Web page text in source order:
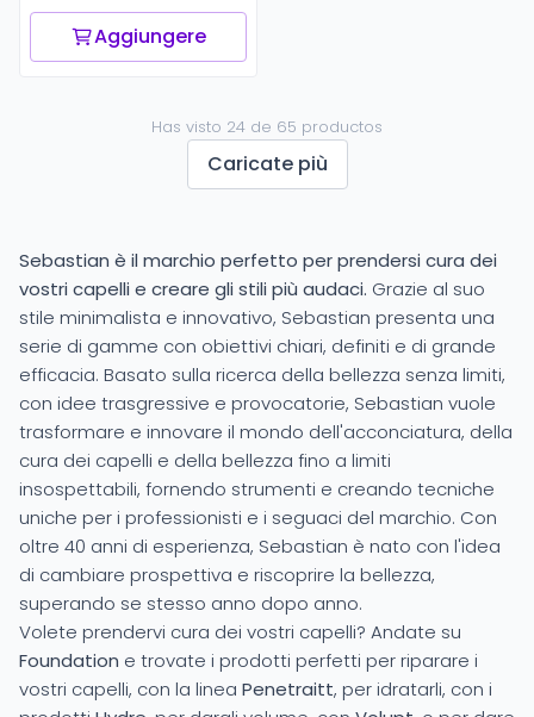
Aggiungere
Has visto 24 de 65 productos
Caricate più
Sebastian è il marchio perfetto per prendersi cura dei
vostri capelli e creare gli stili più audaci. Grazie al suo
stile minimalista e innovativo, Sebastian presenta una
serie di gamme con obiettivi chiari, definiti e di grande
efficacia. Basato sulla ricerca della bellezza senza limiti,
con idee trasgressive e provocatorie, Sebastian vuole
trasformare e innovare il mondo dell'acconciatura, della
cura dei capelli e della bellezza fino a limiti
insospettabili, fornendo strumenti e creando tecniche
uniche per i professionisti e i seguaci del marchio. Con
oltre 40 anni di esperienza, Sebastian è nato con l'idea
di cambiare prospettiva e riscoprire la bellezza,
superando se stesso anno dopo anno.
Volete prendervi cura dei vostri capelli? Andate su
Foundation e trovate i prodotti perfetti per riparare i
vostri capelli, con la linea Penetraitt, per idratarli, con i